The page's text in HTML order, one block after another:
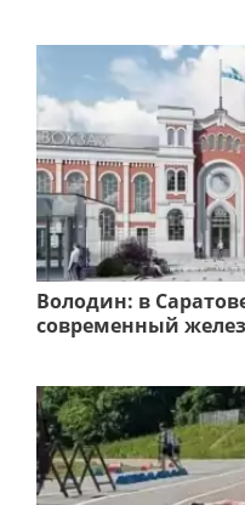
Володин: в
современный